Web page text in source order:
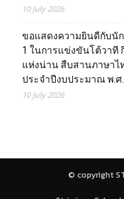
10 July 2026
ขอแสดงความยินดีกับนั
1 ในการแข่งขันโต้วาที
แห่งน่าน สืบสานภาษาไ
ประจำปีงบประมาณ พ.ศ.
10 July 2026
© copyright